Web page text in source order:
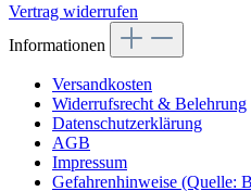
Vertrag widerrufen
Informationen
Versandkosten
Widerrufsrecht & Belehrung
Datenschutzerklärung
AGB
Impressum
Gefahrenhinweise (Quelle: